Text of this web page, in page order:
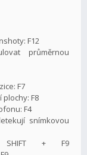
F12
průměrnou
F7
plochy: F8
F4
snímkovou
SHIFT + F9